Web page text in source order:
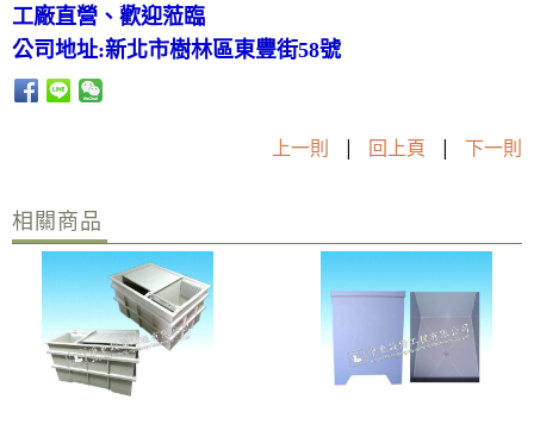
工廠直營、歡迎蒞臨
公司地址:新北市樹林區東豐街58號
上一則 | 回上頁 | 下一則
相關商品